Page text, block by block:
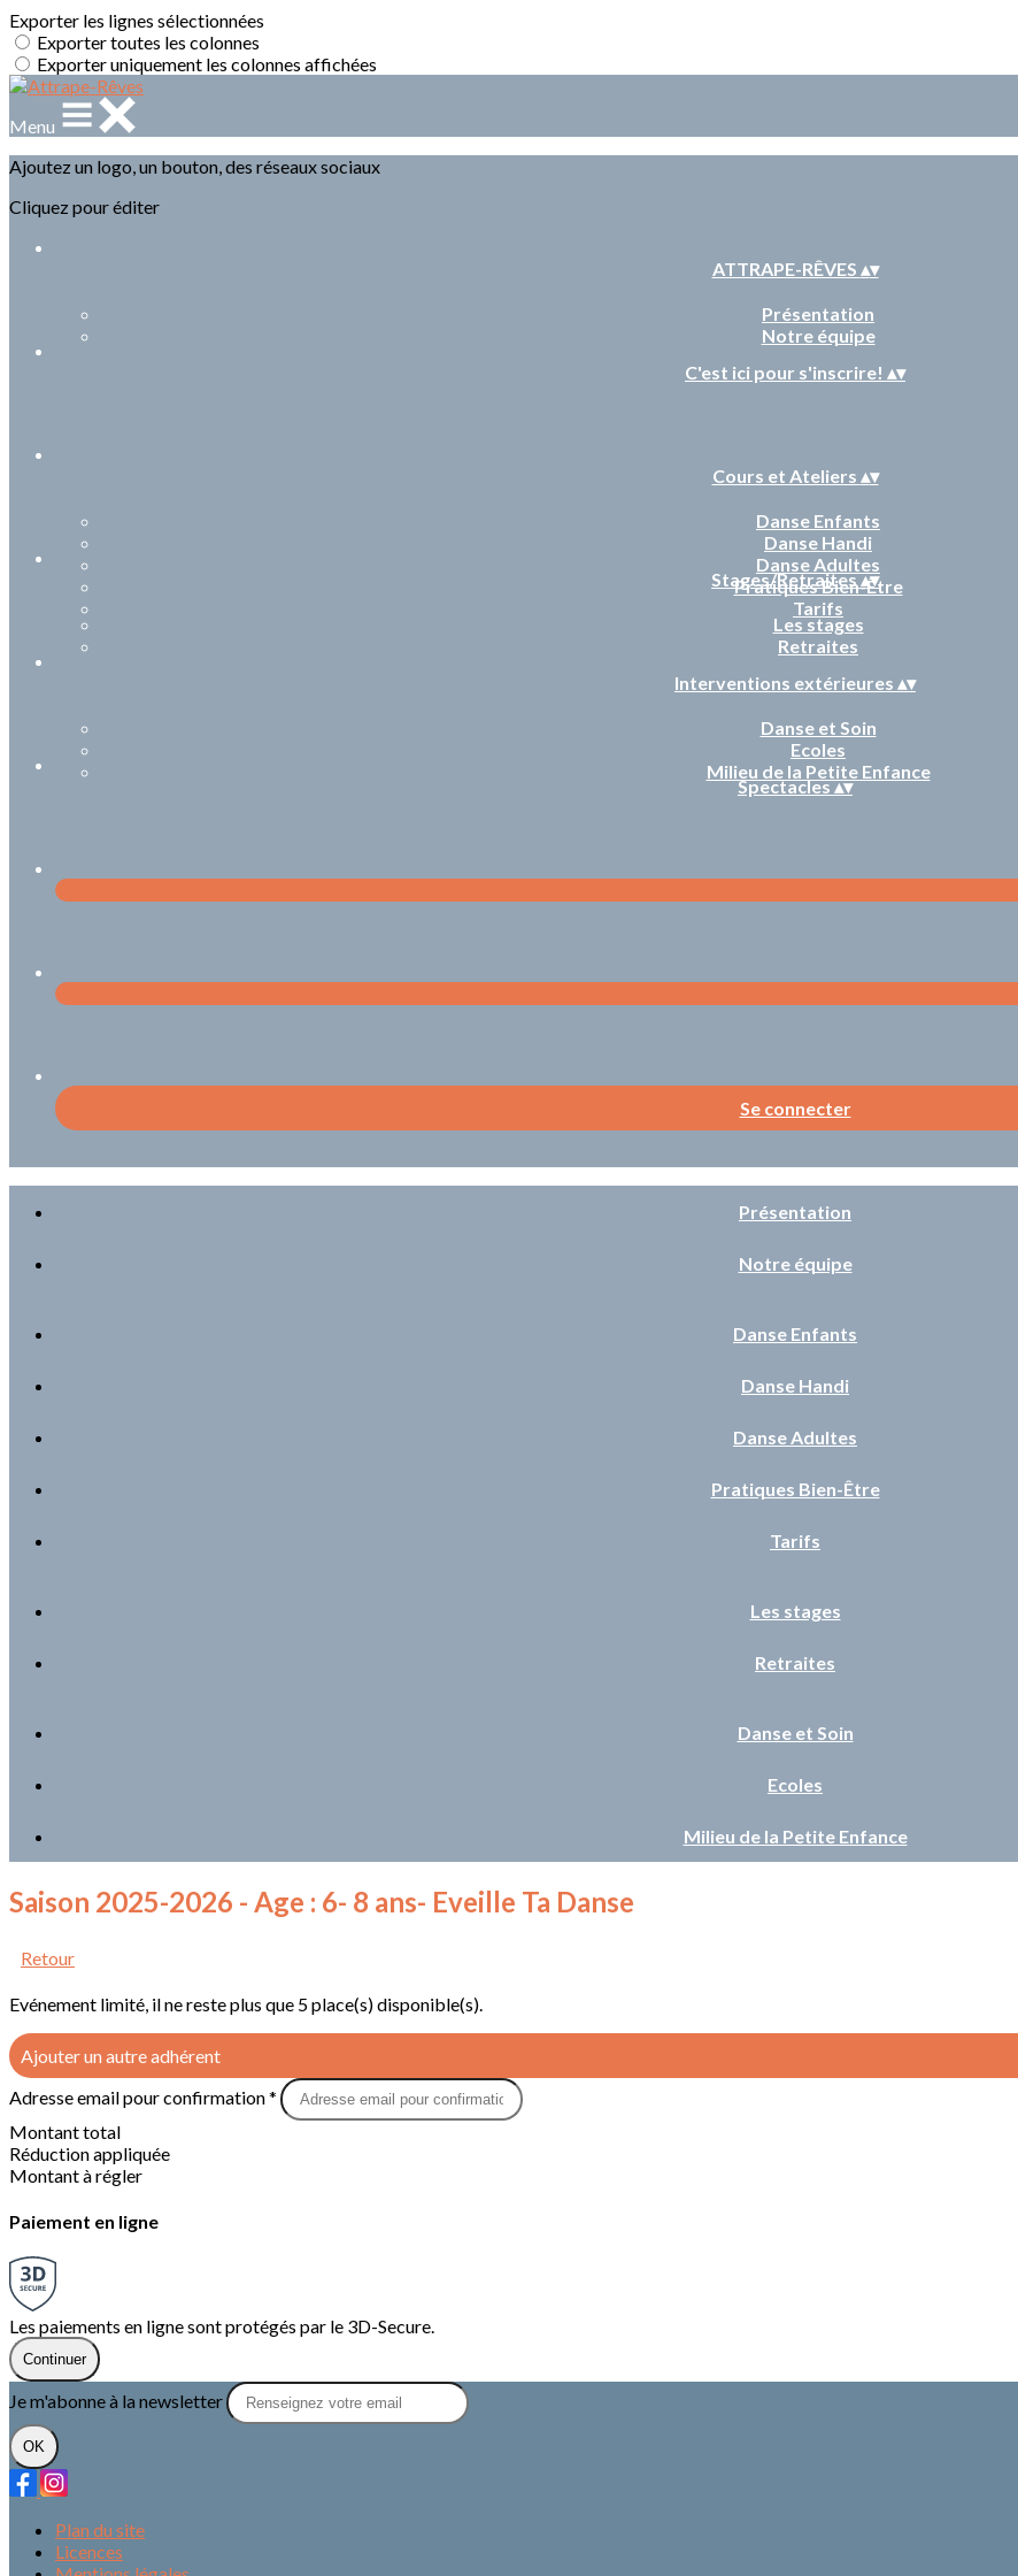
Exporter les lignes sélectionnées
Exporter toutes les colonnes
Exporter uniquement les colonnes affichées
Menu
Ajoutez un logo, un bouton, des réseaux sociaux
Cliquez pour éditer
ATTRAPE-RÊVES ▴▾
Présentation
Notre équipe
C'est ici pour s'inscrire! ▴▾
Cours et Ateliers ▴▾
Danse Enfants
Danse Handi
Danse Adultes
Pratiques Bien-Être
Tarifs
Stages/Retraites▴▾
Les stages
Retraites
Interventions extérieures ▴▾
Danse et Soin
Ecoles
Milieu de la Petite Enfance
Spectacles▴▾
Se connecter
Présentation
Notre équipe
Danse Enfants
Danse Handi
Danse Adultes
Pratiques Bien-Être
Tarifs
Les stages
Retraites
Danse et Soin
Ecoles
Milieu de la Petite Enfance
Saison 2025-2026 - Age : 6- 8 ans- Eveille Ta Danse
Retour
Evénement limité, il ne reste plus que 5 place(s) disponible(s).
Ajouter un autre adhérent
Adresse email pour confirmation *
Montant total
Réduction appliquée
Montant à régler
Paiement en ligne
Les paiements en ligne sont protégés par le 3D-Secure.
Continuer
Je m'abonne à la newsletter
OK
Plan du site
Licences